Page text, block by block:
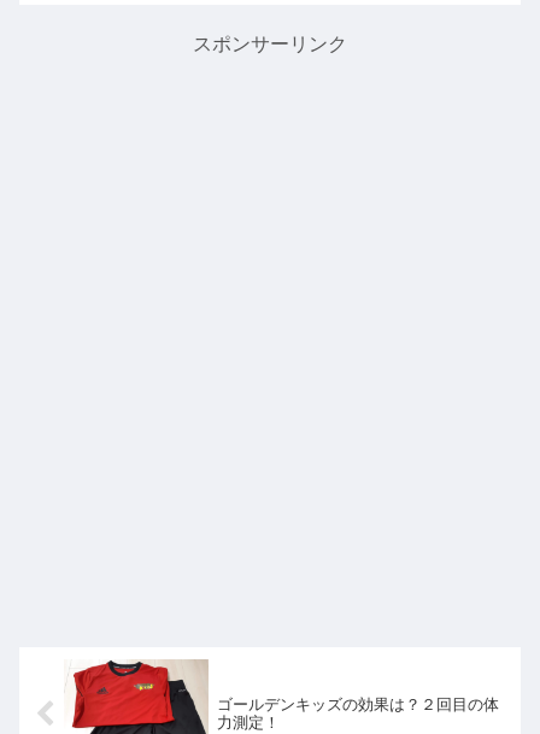
スポンサーリンク
ゴールデンキッズの効果は？２回目の体
力測定！